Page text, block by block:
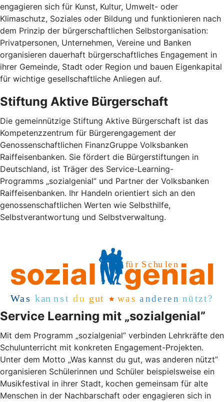
engagieren sich für Kunst, Kultur, Umwelt- oder
Klimaschutz, Soziales oder Bildung und funktionieren nach
dem Prinzip der bürgerschaftlichen Selbstorganisation:
Privatpersonen, Unternehmen, Vereine und Banken
organisieren dauerhaft bürgerschaftliches Engagement in
ihrer Gemeinde, Stadt oder Region und bauen Eigenkapital
für wichtige gesellschaftliche Anliegen auf.
Stiftung Aktive Bürgerschaft
Die gemeinnützige Stiftung Aktive Bürgerschaft ist das
Kompetenzzentrum für Bürgerengagement der
Genossenschaftlichen FinanzGruppe Volksbanken
Raiffeisenbanken. Sie fördert die Bürgerstiftungen in
Deutschland, ist Träger des Service-Learning-
Programms „sozialgenial” und Partner der Volksbanken
Raiffeisenbanken. Ihr Handeln orientiert sich an den
genossenschaftlichen Werten wie Selbsthilfe,
Selbstverantwortung und Selbstverwaltung.
Service Learning mit „sozialgenial”
Mit dem Programm „sozialgenial” verbinden Lehrkräfte den
Schulunterricht mit konkreten Engagement-Projekten.
Unter dem Motto „Was kannst du gut, was anderen nützt”
organisieren Schülerinnen und Schüler beispielsweise ein
Musikfestival in ihrer Stadt, kochen gemeinsam für alte
Menschen in der Nachbarschaft oder engagieren sich in